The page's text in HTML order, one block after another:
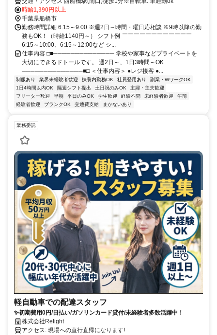
時給1,390円以上
千葉県船橋市
勤務時間詳細 6:15～9:00 ※週2日～時間・曜日応相談 ※9時以降の勤
務もOK！（時給1140円～） シフト例 ￣￣￣￣￣￣￣￣￣￣￣￣
6:15～10:00、6:15～12:00など シ...
仕事内容 □■────────────── 学校や家事などプライベートを
大切にできるドトールです。 週2日～、1日3時間～OK
──────────────■□ ＜仕事内容＞ ●レジ接客 ●...
制服あり 業界未経験者歓迎 扶養内勤務OK 社員登用あり
副業・WワークOK
1日4時間以内OK
隔週シフト提出 土日祝のみOK
主婦・主夫歓迎
フリーター歓迎
早朝 平日のみOK 学生歓迎 経験不問 未経験者歓迎
午前
経験者歓迎
ブランクOK 交通費支給 まかないあり
業務委託
軽自動車での配達スタッフ
✨初期費用0円/日払い/ガソリンカード貸付/未経験者多数活躍中！
株式会社Relight
アクセス: 現場への直行直帰になります!